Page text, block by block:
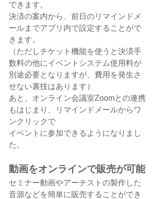
できます。
決済の案内から、前日のリマインドメ
ールまでアプリ内で設定することがで
きます。
（ただしチケット機能を使うと決済手
数料の他にイベントシステム使用料が
別途必要となりますが、費用を発生さ
せない裏技はあります）
あと、オンライン会議室Zoomとの連携
もはじまり、リマインドメールからワ
ンクリックで
イベントに参加できるようになりまし
た。
動画をオンラインで販売が可能
セミナー動画やアーチストの製作した
音源などを簡単に販売することができ